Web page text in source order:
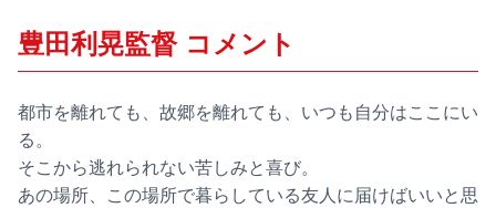
豊田利晃監督 コメント
都市を離れても、故郷を離れても、いつも自分はここにい
る。
そこから逃れられない苦しみと喜び。
あの場所、この場所で暮らしている友人に届けばいいと思